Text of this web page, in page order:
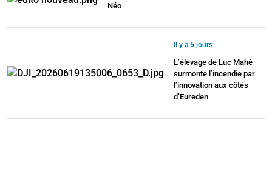
Néo
Il y a 6 jours
L’élevage de Luc Mahé
surmonte l’incendie par
l’innovation aux côtés
d’Eureden